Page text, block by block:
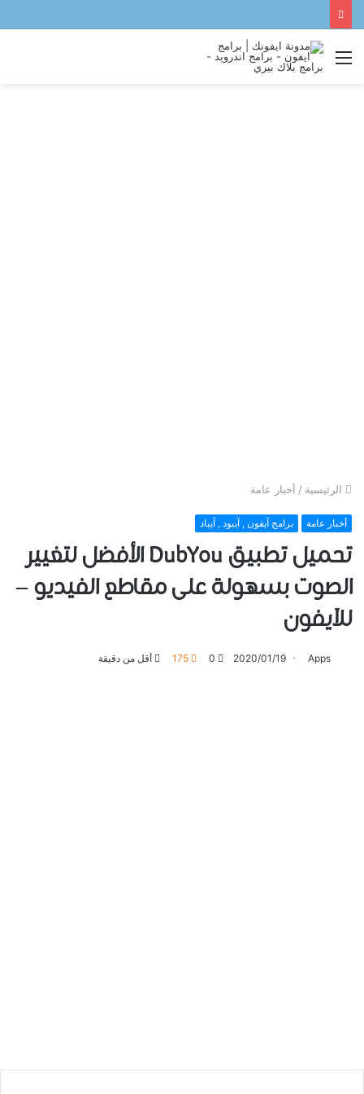
القائمة
الرئيسية / أخبار عامة
أخبار عامة برامج آيفون , آيبود , آيباد
تحميل تطبيق DubYou الأفضل لتغيير
الصوت بسهولة على مقاطع الفيديو –
للآيفون
Apps
2020/01/19
0
175 أقل من دقيقة